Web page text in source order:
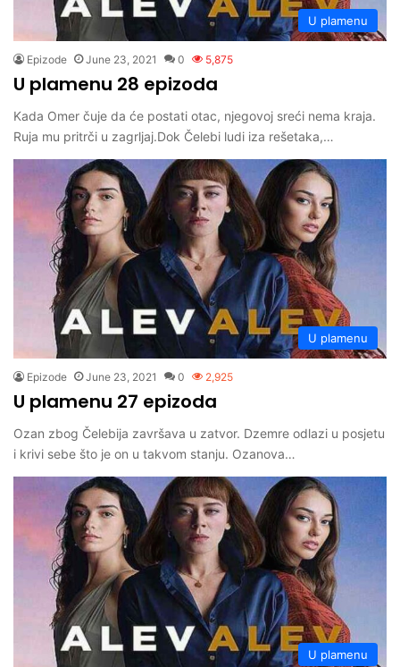
U plamenu
Epizode June 23, 2021 0 5,875
U plamenu 28 epizoda
Kada Omer čuje da će postati otac, njegovoj sreći nema kraja.
Ruja mu pritrči u zagrljaj.Dok Čelebi ludi iza rešetaka,…
U plamenu
Epizode June 23, 2021 0 2,925
U plamenu 27 epizoda
Ozan zbog Čelebija završava u zatvor. Dzemre odlazi u posjetu
i krivi sebe što je on u takvom stanju. Ozanova…
U plamenu